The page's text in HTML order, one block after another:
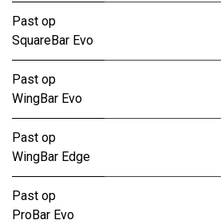
Past op
SquareBar Evo
Past op
WingBar Evo
Past op
WingBar Edge
Past op
ProBar Evo